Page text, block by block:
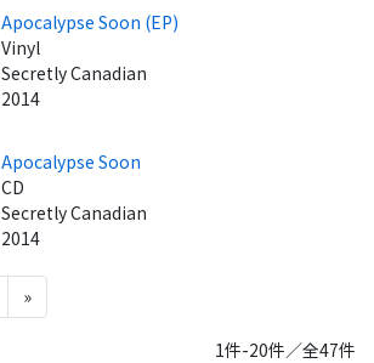
Apocalypse Soon (EP)
Vinyl
Secretly Canadian
2014
Apocalypse Soon
CD
Secretly Canadian
2014
»
1件-20件／全47件